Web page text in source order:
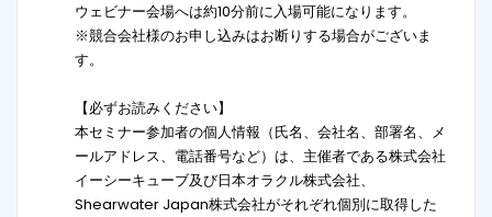
ウェビナー会場へは約10分前に入場可能になります。
※競合会社様のお申し込みはお断りする場合がございま
す。
【必ずお読みください】
本セミナー参加者の個人情報（氏名、会社名、部署名、メ
ールアドレス、電話番号など）は、主催者である株式会社
イーシーキューブ及び日本オラクル株式会社、
Shearwater Japan株式会社がそれぞれ個別に取得した